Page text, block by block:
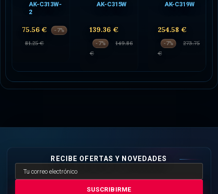
AK-C313W-
2
75.56 € -7%
81.25 €
AK-C315W
139.36 €
-7%
149.86
€
AK-C319W
254.58 €
-7%
273.75
€
RECIBE OFERTAS Y NOVEDADES
SUSCRIBIRME